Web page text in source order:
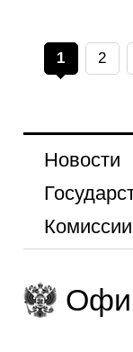
1 2
Новости